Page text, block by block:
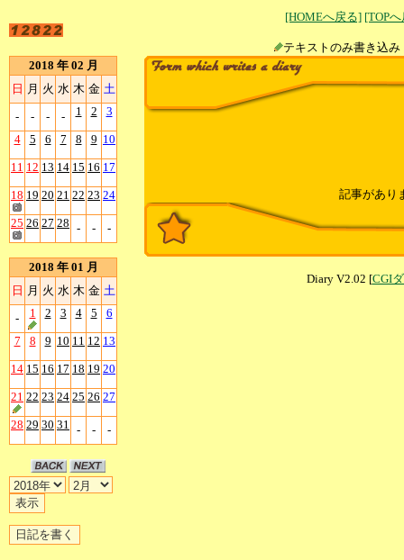
[HOMEへ戻る] [TOP
テキストのみ書
2018 年 02 月
日 月 火 水 木 金 土
- - - - 1 2 3
4 5 6 7 8 9 10
11 12 13 14 15 16 17
18 19 20 21 22 23 24
25 26 27 28 - - -
2018 年 01 月
日 月 火 水 木 金 土
- 1 2 3 4 5 6
7 8 9 10 11 12 13
14 15 16 17 18 19 20
21 22 23 24 25 26 27
28 29 30 31 - - -
記事があり
Diary V2.02 [CGI